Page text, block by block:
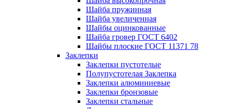
Шайба пружинная
Шайба увеличенная
Шайбы оцинкованные
Шайба гровер ГОСТ 6402
Шайбы плоские ГОСТ 11371 78
Заклепки
Заклепки пустотелые
Полупустотелая Заклепка
Заклепки алюминиевые
Заклепки бронзовые
Заклепки стальные